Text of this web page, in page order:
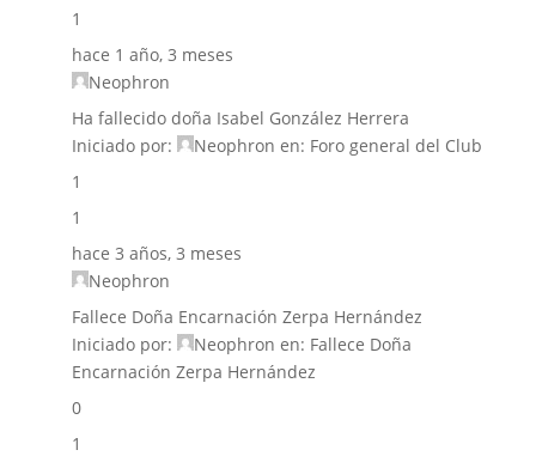
1
hace 1 año, 3 meses
Neophron
Ha fallecido doña Isabel González Herrera
Iniciado por:
Neophron en: Foro general del Club
1
1
hace 3 años, 3 meses
Neophron
Fallece Doña Encarnación Zerpa Hernández
Iniciado por:
Neophron en: Fallece Doña
Encarnación Zerpa Hernández
0
1